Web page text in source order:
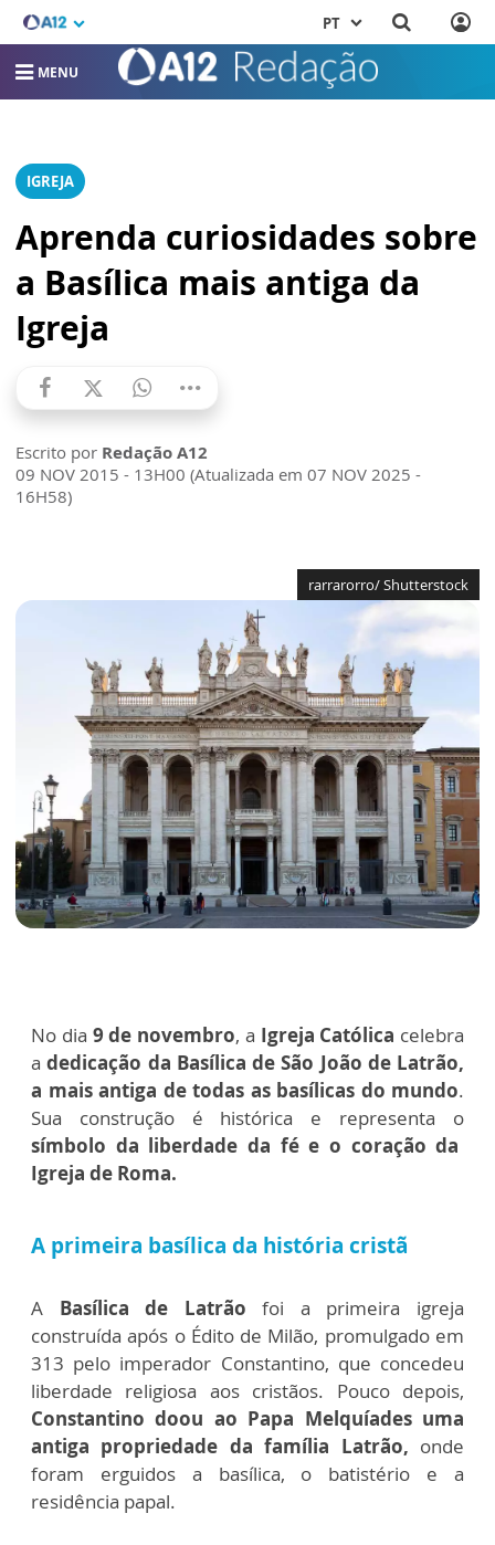
PT
MENU
IGREJA
Aprenda curiosidades sobre
a Basílica mais antiga da
Igreja
Escrito por Redação A12
09 NOV 2015 - 13H00 (Atualizada em 07 NOV 2025 -
16H58)
rarrarorro/ Shutterstock
No dia 9 de novembro, a Igreja Católica celebra
adedicação da Basílica de São João de Latrão,
a mais antiga de todas as basílicas do mundo.
Sua construção é histórica e representa o
símbolo da liberdade da fé e o coração da
Igreja de Roma.
A primeira basílica da história cristã
A Basílica de Latrão foi a primeira igreja
construída após o Édito de Milão, promulgado em
313 pelo imperador Constantino, que concedeu
liberdade religiosa aos cristãos. Pouco depois,
Constantino doou ao Papa Melquíades uma
antiga propriedade da família Latrão, onde
foram erguidos a basílica, o batistério e a
residência papal.